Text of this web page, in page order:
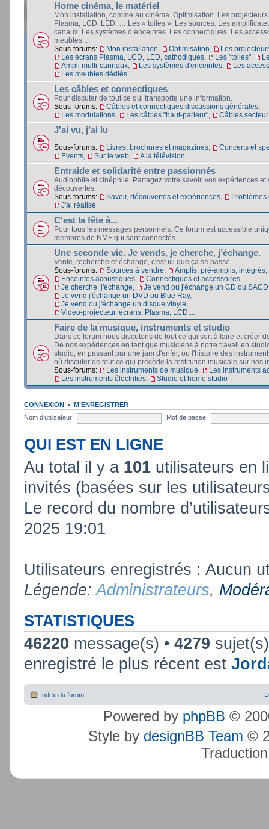
Home cinéma, le matériel
Mon installation, comme au cinéma. Optimisation. Les
Plasma, LCD, LED, … Les « toiles ». Les sources. Les
canaux. Les systèmes d’enceintes. Les connectiques. Les
meubles...
Sous-forums:
Mon installation Optimisation
Les
Les écrans Plasma, LCD, LED, cathodiques
Les "toiles"
Ampli multi-cannaux
Les systèmes d'enceintes
Les
Les meubles dédiés
Les câbles et connectiques
Pour discuter de tout ce qui transporte une information.
Sous-forums:
Câbles et connectiques discussions générales
Les modulations
Les câbles "haut-parleur" Câbles
J’ai vu, j’ai lu
Sous-forums: Livres, brochures et magazines
Concerts et
Events
Sur le web A la télévision
Entraide et solidarité entre passionnés
Audiophile et cinéphile. Partagez votre savoir, vos expériences et
découvertes.
Sous-forums:
Savoir, découvertes et expériences
Problèmes
J'ai réalisé
C'est la fête à...
Pour tous les messages personnels. Ce forum est accessible
membres de NMF qui sont connectés.
Une seconde vie. Je vends, je cherche, j’échange.
Vente, recherche et échange, c'est ici que ça se passe.
Sous-forums:
Sources à vendre Amplis, pré-amplis; intégrés
Enceintes acoustiques
Connectiques et accessoires
Je cherche, j'échange
Je vend ou j'échange un CD ou SACD
Je vend j'échange un DVD ou Blue Ray,
Je vend ou j'échange un disque vinyle
Vidéo-projecteur, écrans, Plasma, LCD,...
Faire de la musique, instruments et studio
Dans ce forum nous discutons de tout ce qui sert à faire et créer
De nos expériences en tant que musiciens à notre travail en
studio, en passant par une jam d'enfer, ou l'histoire des
où discuter de tout ce qui précède la restitution musicale sur nos
Sous-forums:
Les instruments de musique
Les instruments
Les instruments électrifiés
Studio et home studio
CONNEXION • M’ENREGISTRER
Nom d’utilisateur:
Mot de passe:
QUI EST EN LIGNE
Au total il y a 101 utilisateurs en
invités (basées sur les
Le record du nombre
2025 19:01
Utilisateurs enregistrés : Aucun
Légende:Administrateurs,
STATISTIQUES
46220 message(s) • 4279
enregistré le plus récent est
Index du forum
Powered by phpBB ©
Style by designBB Team ©